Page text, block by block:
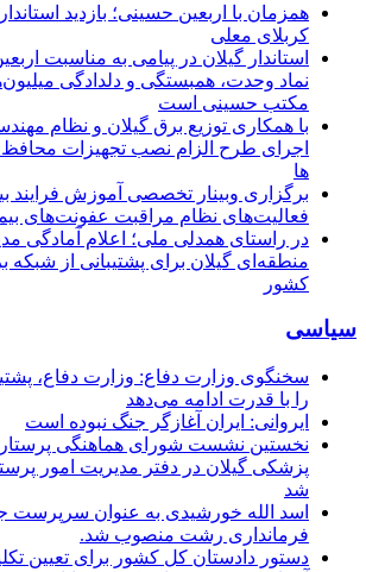
همزمان با اربعین حسینی؛ بازدید
کربلای معلی
استاندار گیلان در پیامی به مناسبت
نماد وحدت، همبستگی و دلدادگی
مکتب حسینی است
با همکاری توزیع برق گیلان و نظام
اجرای طرح الزام نصب تجهیزات محافظ
ها
برگزاری وبینار تخصصی آموزش فرایند
فعالیت‌های نظام مراقبت عفونت‌های
در راستای همدلی ملی؛ اعلام آمادگی
منطقه‌ای گیلان برای پشتیبانی از شبكه
كشور
سیاسی
سخنگوی وزارت دفاع: وزارت دفاع،
را با قدرت ادامه می‌دهد
ایروانی: ایران آغازگر جنگ نبوده است
نخستین نشست شورای هماهنگی
پزشکی گیلان در دفتر مدیریت امور
شد
اسد الله خورشیدی به عنوان سرپرست
فرمانداری رشت منصوب شد.
دستور دادستان کل کشور برای تعیین